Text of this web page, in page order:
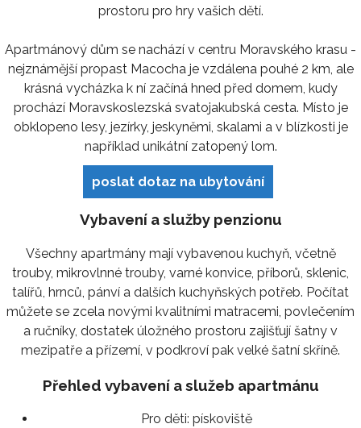
prostoru pro hry vašich dětí.
Apartmánový dům se nachází v centru Moravského krasu -
nejznámější propast Macocha je vzdálena pouhé 2 km, ale
krásná vycházka k ní začíná hned před domem, kudy
prochází Moravskoslezská svatojakubská cesta. Místo je
obklopeno lesy, jezírky, jeskyněmi, skalami a v blízkosti je
například unikátní zatopený lom.
poslat dotaz na ubytování
Vybavení a služby penzionu
Všechny apartmány mají vybavenou kuchyň, včetně
trouby, mikrovlnné trouby, varné konvice, příborů, sklenic,
talířů, hrnců, pánví a dalších kuchyňských potřeb. Počítat
můžete se zcela novými kvalitními matracemi, povlečením
a ručníky, dostatek úložného prostoru zajišťují šatny v
mezipatře a přízemí, v podkroví pak velké šatní skříně.
Přehled vybavení a služeb apartmánu
Pro děti: pískoviště